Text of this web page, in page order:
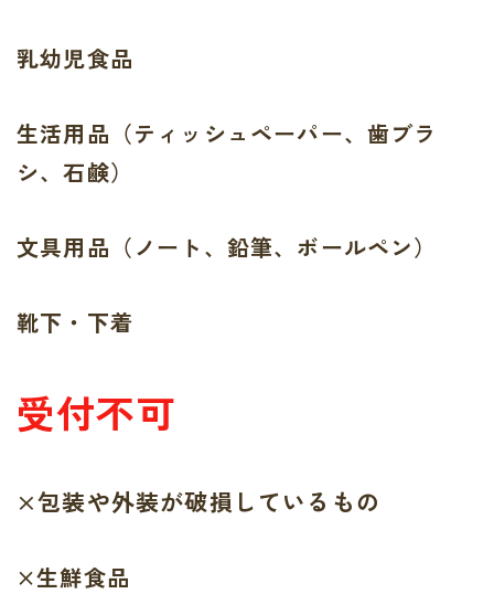
乳幼児食品
生活用品（ティッシュペーパー、歯ブラ
シ、石鹸）
文具用品（ノート、鉛筆、ボールペン）
靴下・下着
受付不可
×包装や外装が破損しているもの
×生鮮食品